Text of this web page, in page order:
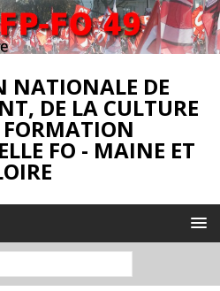
NATIONALE DE
DE LA CULTURE
FORMATION
FO - MAINE ET